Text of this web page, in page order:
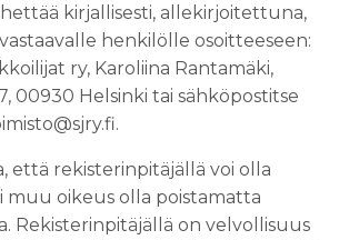
kirjallisesti, allekirjoitettuna,
henkilölle osoitteeseen:
ry, Karoliina Rantamäki,
00930 Helsinki tai sähköpostitse
että rekisterinpitäjällä voi olla
muu oikeus olla poistamatta
Rekisterinpitäjällä on velvollisuus